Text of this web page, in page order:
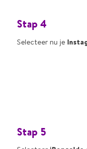
Stap 4
Selecteer nu je
Stap 5